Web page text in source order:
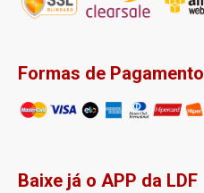
Formas de Pagamento
Baixe já o APP da LDF